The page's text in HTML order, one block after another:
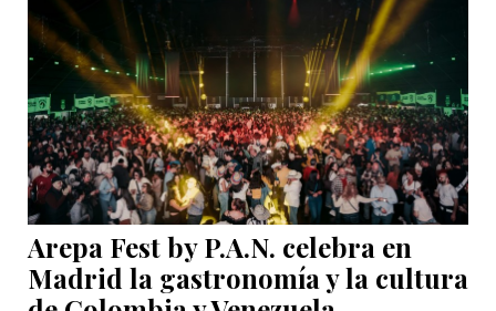
Arepa Fest by P.A.N. celebra en
Madrid la gastronomía y la cultura